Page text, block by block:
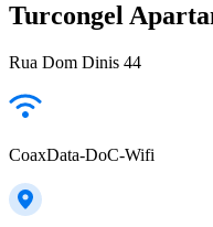
Turcongel
Rua Dom Dinis 44
CoaxData-DoC-Wifi